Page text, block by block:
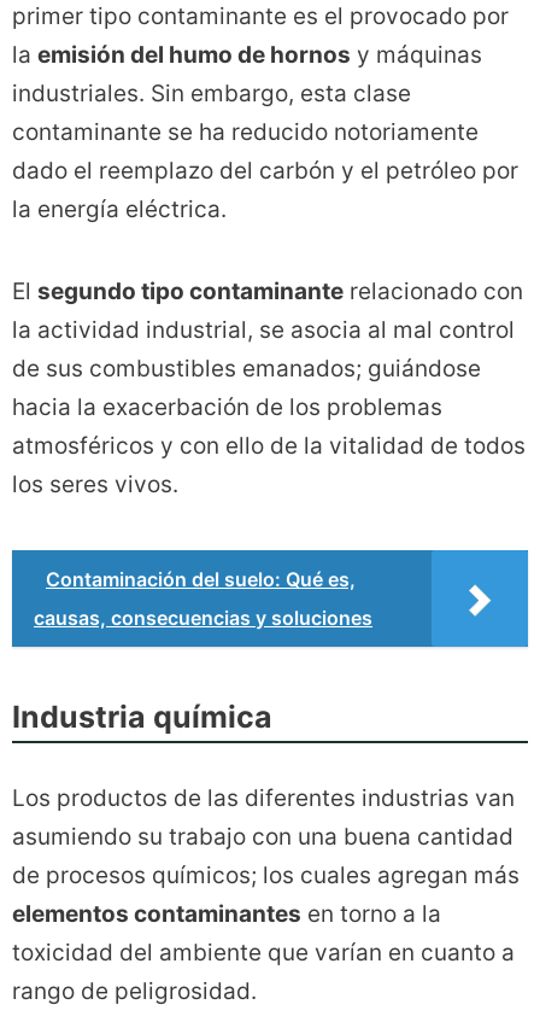
primer tipo contaminante es el provocado por
la emisión del humo de hornos y máquinas
industriales. Sin embargo, esta clase
contaminante se ha reducido notoriamente
dado el reemplazo del carbón y el petróleo por
la energía eléctrica.
El segundo tipo contaminante relacionado con
la actividad industrial, se asocia al mal control
de sus combustibles emanados; guiándose
hacia la exacerbación de los problemas
atmosféricos y con ello de la vitalidad de todos
los seres vivos.
Contaminación del suelo: Qué es,
causas, consecuencias y soluciones
Industria química
Los productos de las diferentes industrias van
asumiendo su trabajo con una buena cantidad
de procesos químicos; los cuales agregan más
elementos contaminantes en torno a la
toxicidad del ambiente que varían en cuanto a
rango de peligrosidad.